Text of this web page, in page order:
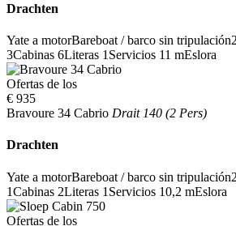
Drachten
Yate a motorBareboat / barco sin tripulación
3Cabinas 6Literas 1 Servicios 11 mEslora
Ofertas de los
€ 935
Bravoure 34 Cabrio Drait 140 (2 Pers)
Drachten
Yate a motorBareboat / barco sin tripulación
1Cabinas 2Literas 1 Servicios 10,2 mEslora
Ofertas de los